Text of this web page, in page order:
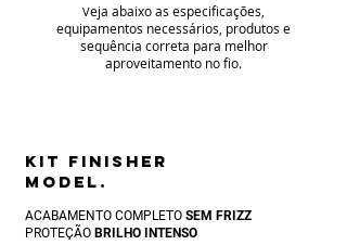
Veja abaixo as especificações,
equipamentos necessários, produtos e
sequência correta para melhor
aproveitamento no fio.
Kit finisher
model .
ACABAMENTO COMPLETO SEM FRIZZ
PROTEÇÃO BRILHO INTENSO